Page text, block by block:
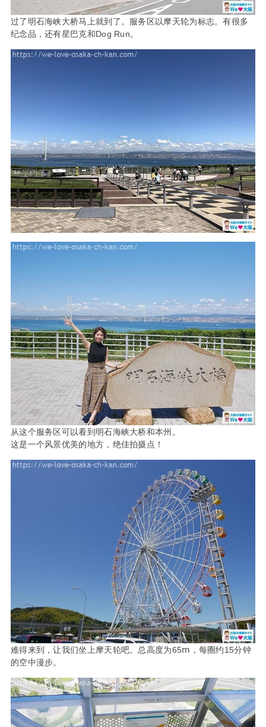
过了明石海峡大桥马上就到了。服务区以摩天轮为标志。有很多
纪念品，还有星巴克和Dog Run。
从这个服务区可以看到明石海峡大桥和本州。
这是一个风景优美的地方，绝佳拍摄点！
难得来到，让我们坐上摩天轮吧。总高度为65ⅿ，每圈约15分钟
的空中漫步。